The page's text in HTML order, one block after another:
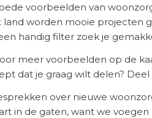
voorbeelden van
land worden mooie projecten
handig filter zoek je
meer voorbeelden op de
dat je graag wilt delen?
over nieuwe
in de gaten, want we